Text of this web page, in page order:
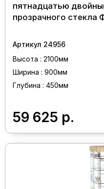
пятнадцатью
прозрачного стекла
Артикул 24956
Высота : 2100мм
Ширина : 900мм
Глубина : 450мм
59 625 р.